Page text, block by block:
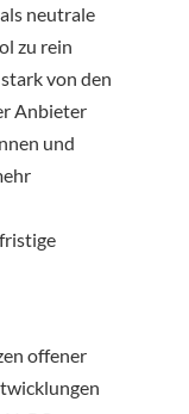
neutrale
zu rein
von den
Anbieter
und
offener